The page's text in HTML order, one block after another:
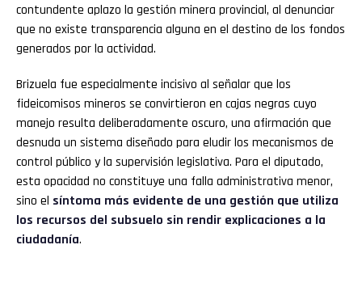
contundente aplazo la gestión minera provincial, al denunciar
que no existe transparencia alguna en el destino de los fondos
generados por la actividad.
Brizuela fue especialmente incisivo al señalar que los
fideicomisos mineros se convirtieron en cajas negras cuyo
manejo resulta deliberadamente oscuro, una afirmación que
desnuda un sistema diseñado para eludir los mecanismos de
control público y la supervisión legislativa. Para el diputado,
esta opacidad no constituye una falla administrativa menor,
sino el síntoma más evidente de una gestión que utiliza
los recursos del subsuelo sin rendir explicaciones a la
ciudadanía.
Flipboard
Pinterest
Whatsapp
Email